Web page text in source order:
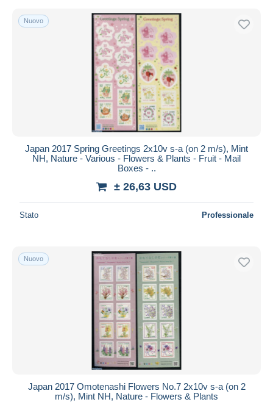
Nuovo
Japan 2017 Spring Greetings 2x10v s-a (on 2 m/s), Mint
NH, Nature - Various - Flowers & Plants - Fruit - Mail
Boxes - ..
± 26,63 USD
Stato Professionale
Nuovo
Japan 2017 Omotenashi Flowers No.7 2x10v s-a (on 2
m/s), Mint NH, Nature - Flowers & Plants